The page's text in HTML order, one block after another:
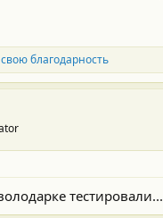
благодарность
тестировали...